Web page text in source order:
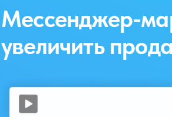
Мессенджер-
увеличить